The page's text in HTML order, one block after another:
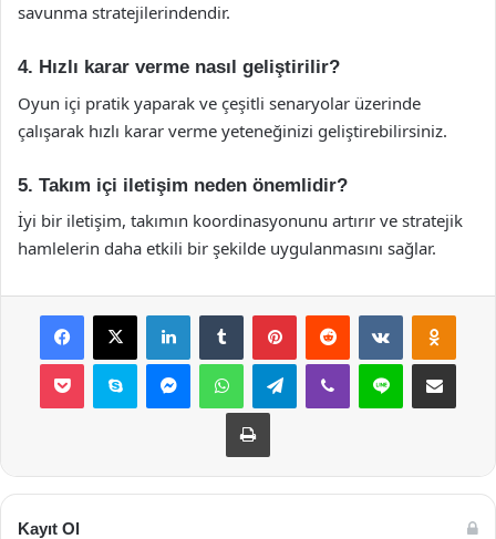
savunma stratejilerindendir.
4. Hızlı karar verme nasıl geliştirilir?
Oyun içi pratik yaparak ve çeşitli senaryolar üzerinde
çalışarak hızlı karar verme yeteneğinizi geliştirebilirsiniz.
5. Takım içi iletişim neden önemlidir?
İyi bir iletişim, takımın koordinasyonunu artırır ve stratejik
hamlelerin daha etkili bir şekilde uygulanmasını sağlar.
Facebook
X LinkedInTumblr PinterestReddit VKontakte
Pocket Skype MessengerWhatsAppTelegramViber Line E-Posta ile
Yazdır
Kayıt Ol